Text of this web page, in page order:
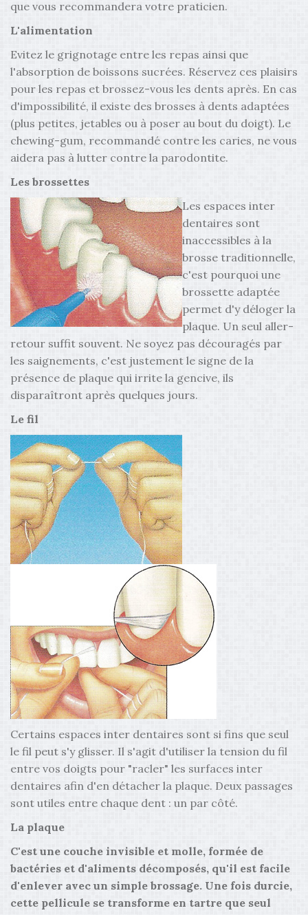
que vous recommandera votre praticien.
L'alimentation
Evitez le grignotage entre les repas ainsi que
l'absorption de boissons sucrées. Réservez ces plaisirs
pour les repas et brossez-vous les dents après. En cas
d'impossibilité, il existe des brosses à dents adaptées
(plus petites, jetables ou à poser au bout du doigt). Le
chewing-gum, recommandé contre les caries, ne vous
aidera pas à lutter contre la parodontite.
Les brossettes
Les espaces inter
dentaires sont
inaccessibles à la
brosse traditionnelle,
c'est pourquoi une
brossette adaptée
permet d'y déloger la
plaque. Un seul aller-
retour suffit souvent. Ne soyez pas découragés par
les saignements, c'est justement le signe de la
présence de plaque qui irrite la gencive, ils
disparaîtront après quelques jours.
Le fil
Certains espaces inter dentaires sont si fins que seul
le fil peut s'y glisser. Il s'agit d'utiliser la tension du fil
entre vos doigts pour "racler" les surfaces inter
dentaires afin d'en détacher la plaque. Deux passages
sont utiles entre chaque dent : un par côté.
La plaque
C'est une couche invisible et molle, formée de
bactéries et d'aliments décomposés, qu'il est facile
d'enlever avec un simple brossage. Une fois durcie,
cette pellicule se transforme en tartre que seul